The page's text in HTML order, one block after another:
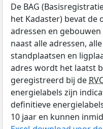
De BAG
het Kadaster) bevat de
adressen en
naast alle adressen,
standplaatsen en
adres wordt het laatst
geregistreerd bij de
energielabels zijn
definitieve
10 jaar en kunnen